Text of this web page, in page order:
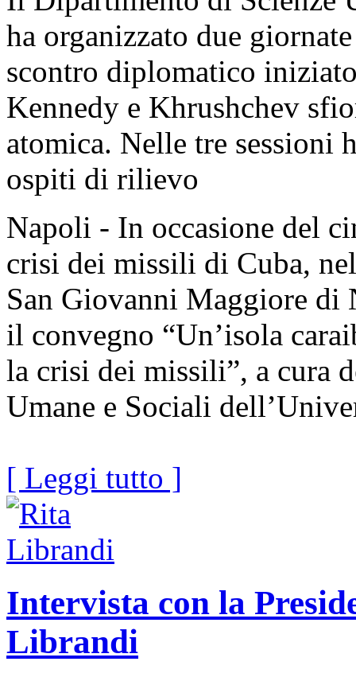
ha organizzato due
scontro diplomatico
Kennedy e Khrushchev
atomica. Nelle tre sessioni
ospiti di rilievo
Napoli - In occasione del
crisi dei missili di Cuba,
San Giovanni Maggiore di
il convegno “Un’isola
la crisi dei missili”, a cura
Umane e Sociali
[ Leggi tutto ]
Intervista con la
Librandi